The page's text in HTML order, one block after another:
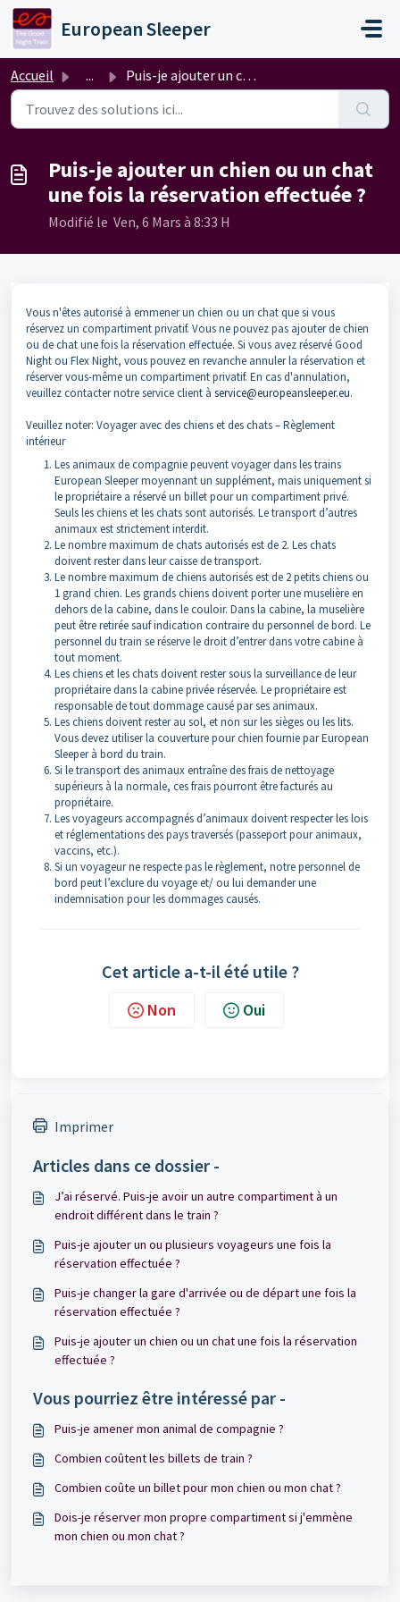
Passer au contenu principal
European Sleeper
Accueil ... Puis-je ajouter un chien ou un chat une fois la réservati...
Puis-je ajouter un chien ou un chat
une fois la réservation effectuée ?
Modifié le Ven, 6 Mars à 8:33 H
Vous n'êtes autorisé à emmener un chien ou un chat que si vous
réservez un compartiment privatif. Vous ne pouvez pas ajouter de chien
ou de chat une fois la réservation effectuée. Si vous avez réservé Good
Night ou Flex Night, vous pouvez en revanche annuler la réservation et
réserver vous-même un compartiment privatif. En cas d'annulation,
veuillez contacter notre service client à service@europeansleeper.eu.
Veuillez noter: Voyager avec des chiens et des chats – Règlement
intérieur
Les animaux de compagnie peuvent voyager dans les trains
European Sleeper moyennant un supplément, mais uniquement si
le propriétaire a réservé un billet pour un compartiment privé.
Seuls les chiens et les chats sont autorisés. Le transport d’autres
animaux est strictement interdit.
Le nombre maximum de chats autorisés est de 2. Les chats
doivent rester dans leur caisse de transport.
Le nombre maximum de chiens autorisés est de 2 petits chiens ou
1 grand chien. Les grands chiens doivent porter une muselière en
dehors de la cabine, dans le couloir. Dans la cabine, la muselière
peut être retirée sauf indication contraire du personnel de bord. Le
personnel du train se réserve le droit d’entrer dans votre cabine à
tout moment.
Les chiens et les chats doivent rester sous la surveillance de leur
propriétaire dans la cabine privée réservée. Le propriétaire est
responsable de tout dommage causé par ses animaux.
Les chiens doivent rester au sol, et non sur les sièges ou les lits.
Vous devez utiliser la couverture pour chien fournie par European
Sleeper à bord du train.
Si le transport des animaux entraîne des frais de nettoyage
supérieurs à la normale, ces frais pourront être facturés au
propriétaire.
Les voyageurs accompagnés d’animaux doivent respecter les lois
et réglementations des pays traversés (passeport pour animaux,
vaccins, etc.).
Si un voyageur ne respecte pas le règlement, notre personnel de
bord peut l’exclure du voyage et/ ou lui demander une
indemnisation pour les dommages causés.
Cet article a-t-il été utile ?
Non Oui
Imprimer
Articles dans ce dossier -
J’ai réservé. Puis-je avoir un autre compartiment à un
endroit différent dans le train ?
Puis-je ajouter un ou plusieurs voyageurs une fois la
réservation effectuée ?
Puis-je changer la gare d'arrivée ou de départ une fois la
réservation effectuée ?
Puis-je ajouter un chien ou un chat une fois la réservation
effectuée ?
Vous pourriez être intéressé par -
Puis-je amener mon animal de compagnie ?
Combien coûtent les billets de train ?
Combien coûte un billet pour mon chien ou mon chat ?
Dois-je réserver mon propre compartiment si j'emmène
mon chien ou mon chat ?